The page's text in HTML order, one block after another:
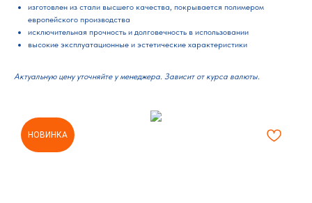
изготовлен из стали высшего качества, покрывается полимером
европейского производства
исключительная прочность и долговечность в использовании
высокие эксплуатационные и эстетические характеристики
Актуальную цену уточняйте у менеджера. Зависит от курса валюты.
НОВИНКА